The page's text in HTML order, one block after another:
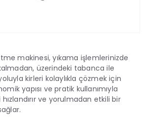
makinesi, yıkama işlemlerinizde
üzerindeki tabanca ile
kirleri kolaylıkla çözmek için
yapısı ve pratik kullanımıyla
ve yorulmadan etkili bir